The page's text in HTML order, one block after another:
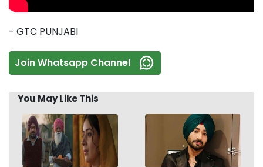
- GTC PUNJABI
Join Whatsapp Channel
You May Like This